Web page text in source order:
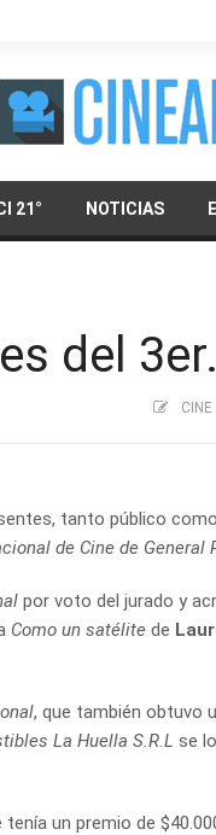
21° NOTICIAS
del
tanto público
de Cine de General
por voto del jurado y
Como un satélite de
, que también obtuvo
La Huella S.R.L se
tenía un premio de